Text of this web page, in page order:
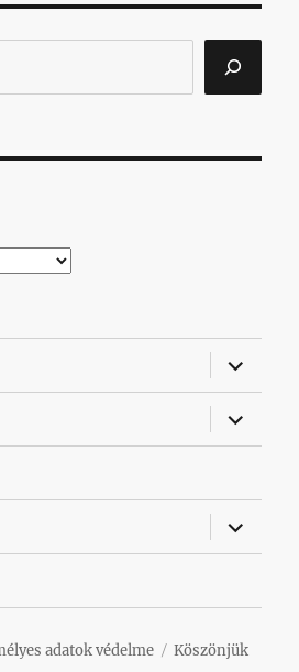
almenü
almenü
almenü
adatok védelme
Köszönjük